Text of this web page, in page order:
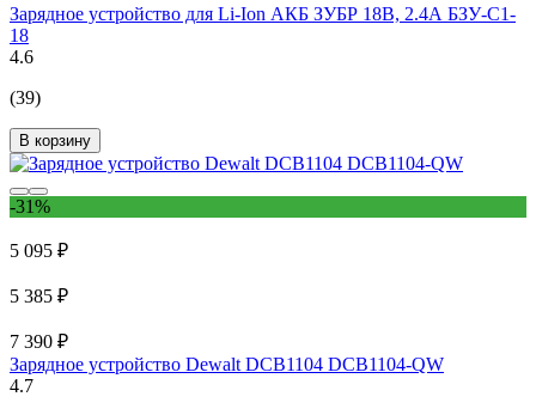
Зарядное устройство для Li-Ion АКБ ЗУБР 18В, 2.4А БЗУ-С1-
18
4.6
(39)
В корзину
-31%
5 095 ₽
5 385 ₽
7 390 ₽
Зарядное устройство Dewalt DCB1104 DCB1104-QW
4.7